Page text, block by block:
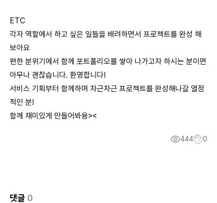
ETC
각자 역할에서 하고 싶은 일들을 배려하면서 프로젝트를 완성 해
보아요
편한 분위기에서 함께 포트폴리오를 쌓아 나가고자 하시는 분이면
아무나 괜찮습니다. 환영합니다!
서비스 기획부터 함께하며 차근차근 프로젝트를 완성해나갈 열정
적인 분!
함께 재미있게 만들어봐용><
444 0
댓글 0